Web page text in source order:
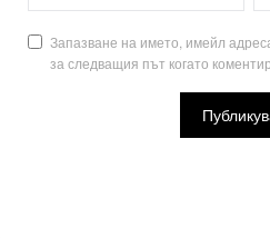
Запазване на името, имейл
за следващия път когато